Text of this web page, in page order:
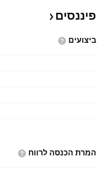
פיננסים
ביצועים
המרת הכנסה לרווח